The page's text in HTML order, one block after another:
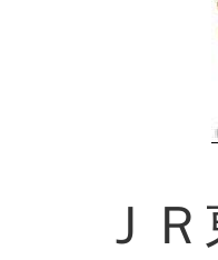
ＪＲ